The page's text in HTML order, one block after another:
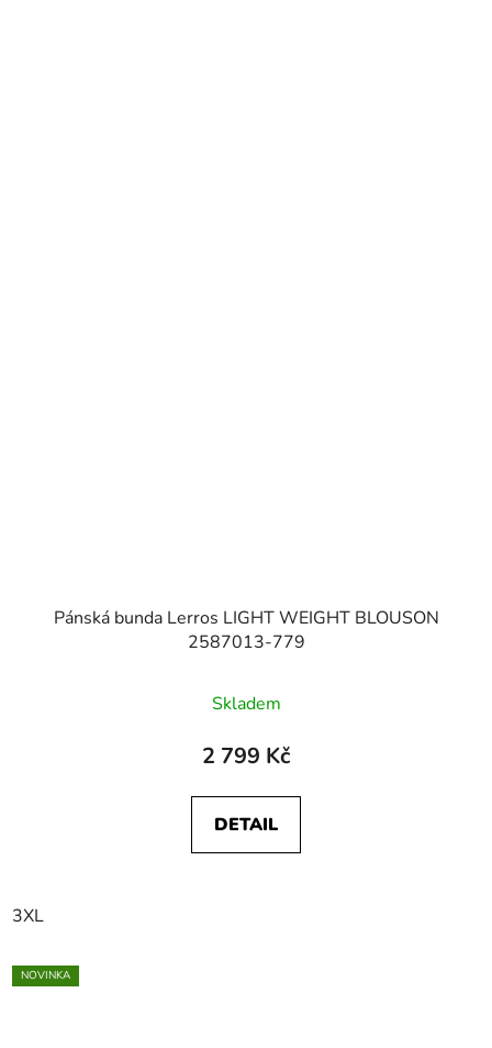
Pánská bunda Lerros LIGHT WEIGHT BLOUSON
2587013-779
Skladem
2 799 Kč
DETAIL
3XL
NOVINKA